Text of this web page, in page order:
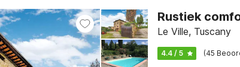
Rustiek
Le Ville, Tuscany
4.4 / 5 (45